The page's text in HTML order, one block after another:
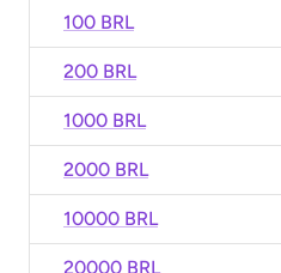
100 BRL
200 BRL
1000 BRL
2000 BRL
10000 BRL
20000 BRL